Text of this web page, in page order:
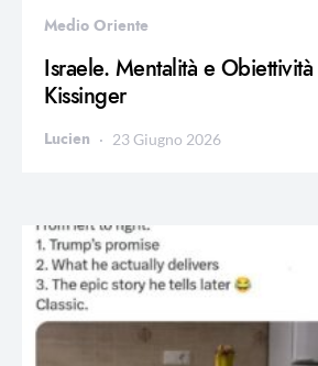
Medio Oriente
Israele. Mentalità e
Kissinger
Lucien 23 Giugno 2026